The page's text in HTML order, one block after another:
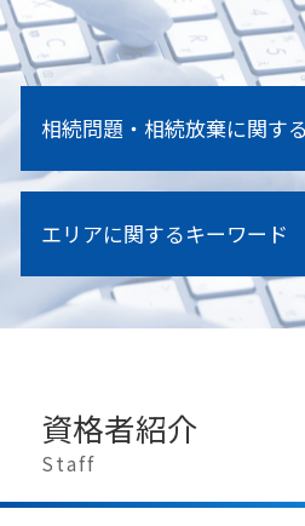
相続問題・相続放棄に関す
相続手続き 銀行
相続手続き 代行
相続対策
相続調停
遺留分権利者 とは
相続 弁護士 東京
相続放棄 費用
エリアに関するキーワード
豊島区 相続 弁護士
豊島区 医療過誤 弁護士
江東区 相続 弁護士
目黒区 労働問題 弁護士
資格者紹介
Staff